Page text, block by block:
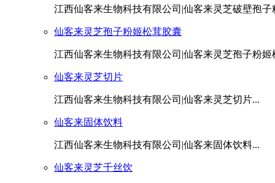
江西仙客来生物科技有限公司|仙客来灵芝破壁孢子
仙客来灵芝孢子粉姬松茸胶囊
江西仙客来生物科技有限公司|仙客来灵芝孢子粉姬
仙客来灵芝切片
江西仙客来生物科技有限公司|仙客来灵芝切片...
仙客来固体饮料
江西仙客来生物科技有限公司|仙客来固体饮料...
仙客来灵芝千丝饮